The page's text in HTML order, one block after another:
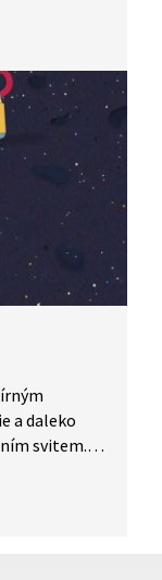
a daleko
svitem.